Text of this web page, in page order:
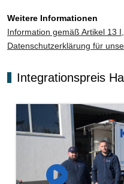
Weitere Informationen
Information gemäß Artikel 13
Datenschutzerklärung für
Integrationspreis